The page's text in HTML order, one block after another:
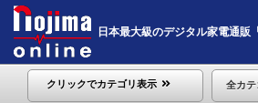
日本最大級のデジタル家電通販
クリックでカテゴリ表示 全カテ